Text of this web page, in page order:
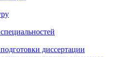
диссертации